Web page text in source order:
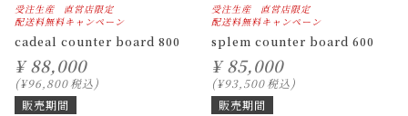
受注生産
直営店限定
配送料無料キャンペーン
cadeal counter board 800
¥ 88,000
¥96,800税込
販売期間
受注生産
直営店限定
配送料無料キャンペーン
splem counter board 600
¥ 85,000
¥93,500税込
販売期間